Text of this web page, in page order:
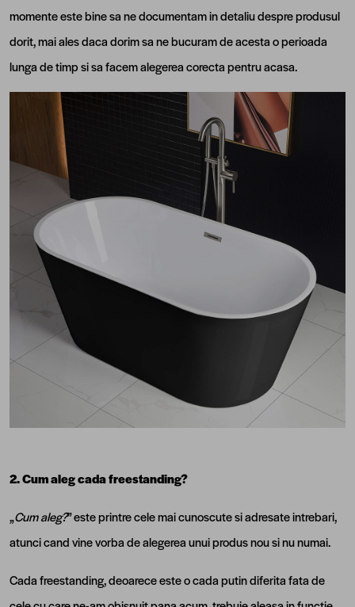
momente este bine sa ne documentam in detaliu despre produsul
dorit, mai ales daca dorim sa ne bucuram de acesta o perioada
lunga de timp si sa facem alegerea corecta pentru acasa.
2. Cum aleg cada freestanding?
„Cum aleg?” este printre cele mai cunoscute si adresate intrebari,
atunci cand vine vorba de alegerea unui produs nou si nu numai.
Cada freestanding, deoarece este o cada putin diferita fata de